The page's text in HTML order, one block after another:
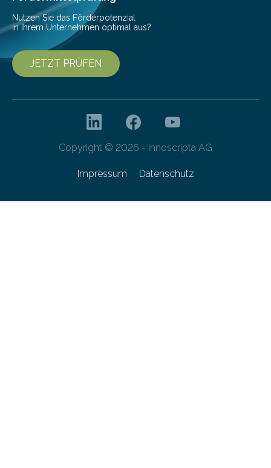
Nutzen Sie das Förderpotenzial
in Ihrem Unternehmen optimal aus?
JETZT PRÜFEN
Copyright © 2026 - innoscripta AG
Impressum Datenschutz